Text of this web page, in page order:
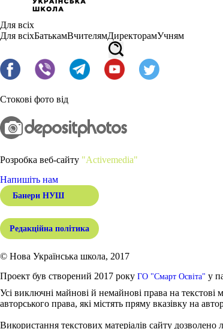
Для всіх
Для всіхБатькамВчителямДиректорамУчням
Стокові фото від
Розробка веб-сайту "Activemedia"
Напишіть нам
Банери НУШ
Редакційна політика
© Нова Українська школа, 2017
Проект був створений 2017 року ГО "Смарт Освіта" у
Усі виключні майнові й немайнові права на текстові
авторського права, які містять пряму вказівку на
Використання текстових матеріалів сайту